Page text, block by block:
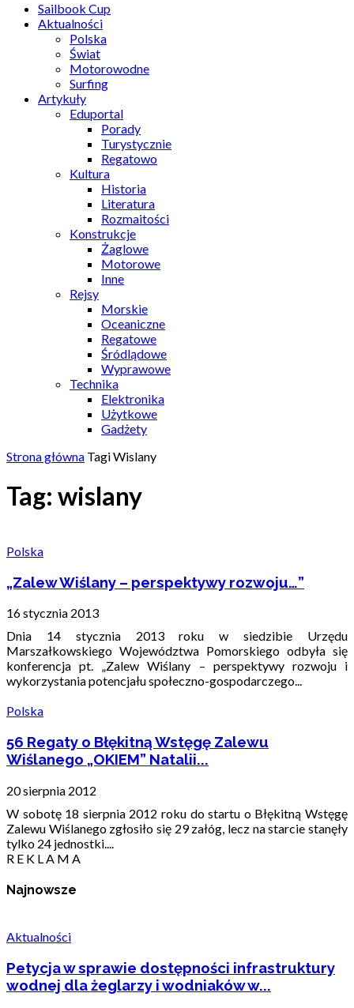
Sailbook Cup
Aktualności
Polska
Świat
Motorowodne
Surfing
Artykuły
Eduportal
Porady
Turystycznie
Regatowo
Kultura
Historia
Literatura
Rozmaitości
Konstrukcje
Żaglowe
Motorowe
Inne
Rejsy
Morskie
Oceaniczne
Regatowe
Śródlądowe
Wyprawowe
Technika
Elektronika
Użytkowe
Gadżety
Strona główna TagiWislany
Tag: wislany
Polska
„Zalew Wiślany – perspektywy rozwoju…”
16 stycznia 2013
Dnia 14 stycznia 2013 roku w siedzibie Urzędu
Marszałkowskiego Województwa Pomorskiego odbyła się
konferencja pt. „Zalew Wiślany – perspektywy rozwoju i
wykorzystania potencjału społeczno-gospodarczego...
Polska
56 Regaty o Błękitną Wstęgę Zalewu
Wiślanego „OKIEM” Natalii...
20 sierpnia 2012
W sobotę 18 sierpnia 2012 roku do startu o Błękitną Wstęgę
Zalewu Wiślanego zgłosiło się 29 załóg, lecz na starcie stanęły
tylko 24 jednostki....
R E K L A M A
Najnowsze
Aktualności
Petycja w sprawie dostępności infrastruktury
wodnej dla żeglarzy i wodniaków w...